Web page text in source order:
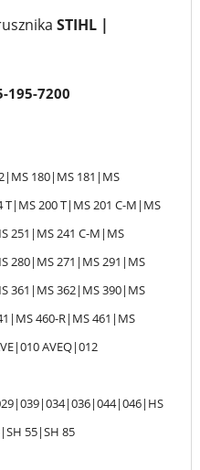
STIHL |
195-7200
180|MS 181|MS
T|MS 200 T|MS 201 C-M|MS
251|MS 241 C-M|MS
280|MS 271|MS 291|MS
361|MS 362|MS 390|MS
460-R|MS 461|MS
AVEQ|012
55|SH 85